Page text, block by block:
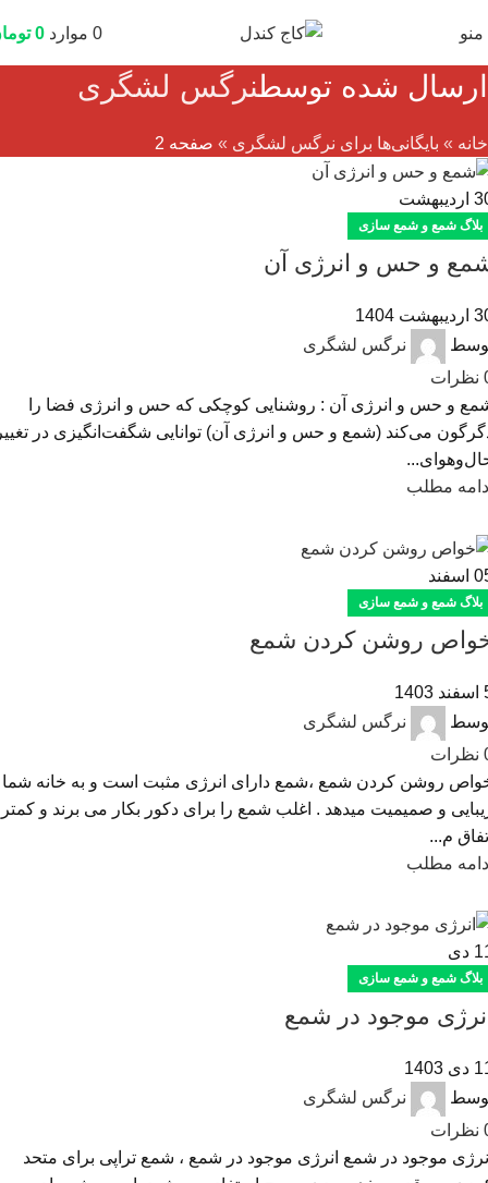
منو 0 موارد 0
ارسال شده توسطنرگس لشگری
خانه » بایگانی‌ها برای نرگس لشگری » صفحه 2
اردیبهشت
بلاگ شمع و شمع سازی
و حس و انرژی آن
1404
نرگس لشگری
نظرات
و حس و انرژی آن : روشنایی کوچکی که حس و انرژی فضا را
می‌کند (شمع و حس و انرژی آن) توانایی شگفت‌انگیزی در
مطلب
اسفند
بلاگ شمع و شمع سازی
روشن کردن شمع
نرگس لشگری
نظرات
روشن کردن شمع ،شمع دارای انرژی مثبت است و به خانه شما
و صمیمیت میدهد . اغلب شمع را برای دکور بکار می برند و کمتر
م...
مطلب
دی
بلاگ شمع و شمع سازی
موجود در شمع
1403
نرگس لشگری
نظرات
موجود در شمع انرژی موجود در شمع ، شمع تراپی برای متحد